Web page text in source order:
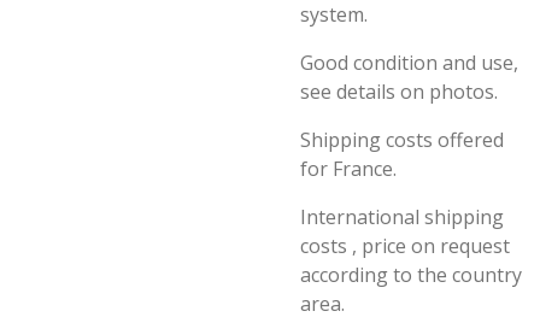
system.
Good condition and use,
see details on photos.
Shipping costs offered
for France.
International shipping
costs , price on request
according to the country
area.